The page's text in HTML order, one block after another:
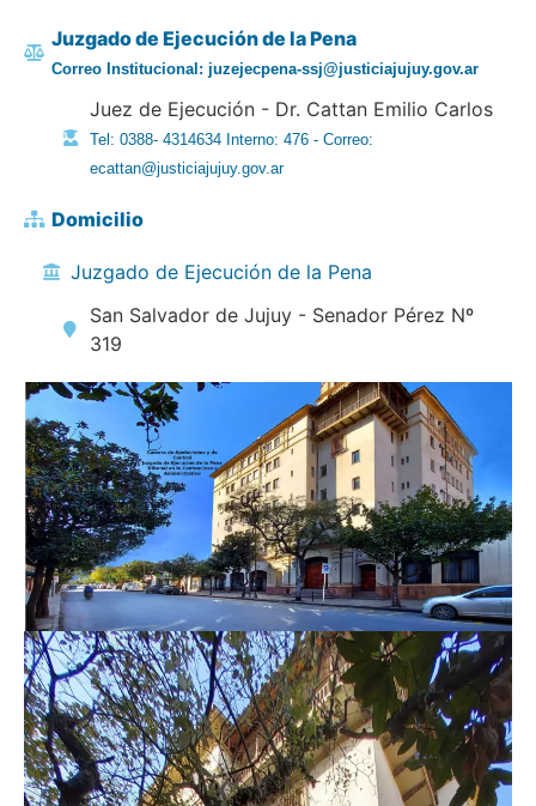
Juzgado de Ejecución de la Pena
Correo Institucional: juzejecpena-ssj@justiciajujuy.gov.ar
Juez de Ejecución - Dr. Cattan Emilio Carlos
Tel: 0388- 4314634 Interno: 476 - Correo:
ecattan@justiciajujuy.gov.ar
Domicilio
Juzgado de Ejecución de la Pena
San Salvador de Jujuy - Senador Pérez Nº
319